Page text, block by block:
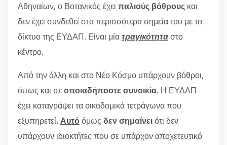
Αθηναίων, ο Βοτανικός έχει παλιούς βόθρους και
δεν έχει συνδεθεί στα περισσότερα σημεία του με το
δίκτυο της ΕΥΔΑΠ. Είναι μίατραγικότηταστο
κέντρο.
Από την άλλη και στο Νέο Κόσμο υπάρχουν βόθροι,
όπως και σεοποιαδήποοτε συνοικία. Η ΕΥΔΑΠ
έχει καταγράψει τα οικοδομικά τετράγωνα που
εξυπηρετεί. Αυτόόμως δεν σημαίνειότι δεν
υπάρχουν ιδιοκτήτες που σε υπάρχον αποχετευτικό